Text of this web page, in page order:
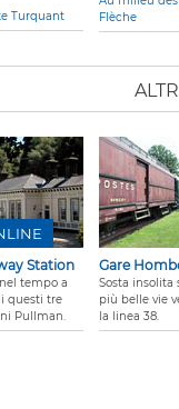
Turquant
Flèche
Station
tempo a
questi tre
Pullman.
Gare
Sosta insolita
più belle vie
la linea 38.